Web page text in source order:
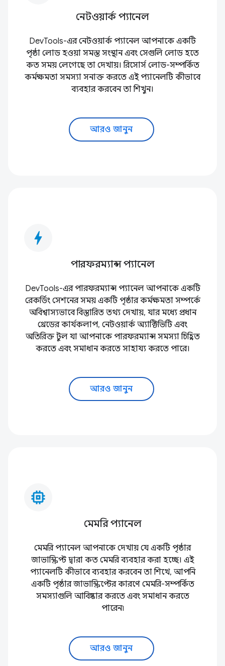
নেটওয়ার্ক প্যানেল
DevTools-এর নেটওয়ার্ক প্যানেল আপনাকে একটি
পৃষ্ঠা লোড হওয়া সমস্ত সংস্থান এবং সেগুলি লোড হতে
কত সময় লেগেছে তা দেখায়। রিসোর্স লোড-সম্পর্কিত
কর্মক্ষমতা সমস্যা সনাক্ত করতে এই প্যানেলটি কীভাবে
ব্যবহার করবেন তা শিখুন।
আরও জানুন
bolt
পারফরম্যান্স প্যানেল
DevTools-এর পারফরম্যান্স প্যানেল আপনাকে একটি
রেকর্ডিং সেশনের সময় একটি পৃষ্ঠার কর্মক্ষমতা সম্পর্কে
অবিশ্বাস্যভাবে বিস্তারিত তথ্য দেখায়, যার মধ্যে প্রধান
থ্রেডের কার্যকলাপ, নেটওয়ার্ক অ্যাক্টিভিটি এবং
অতিরিক্ত টুল যা আপনাকে পারফরম্যান্স সমস্যা চিহ্নিত
করতে এবং সমাধান করতে সাহায্য করতে পারে।
আরও জানুন
memory_alt
মেমরি প্যানেল
মেমরি প্যানেল আপনাকে দেখায় যে একটি পৃষ্ঠার
জাভাস্ক্রিপ্ট দ্বারা কত মেমরি ব্যবহার করা হচ্ছে। এই
প্যানেলটি কীভাবে ব্যবহার করবেন তা শিখে, আপনি
একটি পৃষ্ঠার জাভাস্ক্রিপ্টের কারণে মেমরি-সম্পর্কিত
সমস্যাগুলি আবিষ্কার করতে এবং সমাধান করতে
পারেন৷
আরও জানুন